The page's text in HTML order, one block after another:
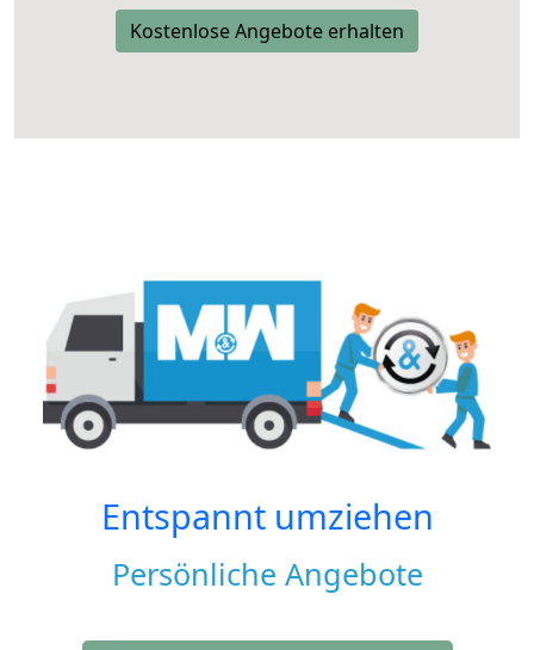
Kostenlose Angebote erhalten
Entspannt umziehen
Persönliche Angebote